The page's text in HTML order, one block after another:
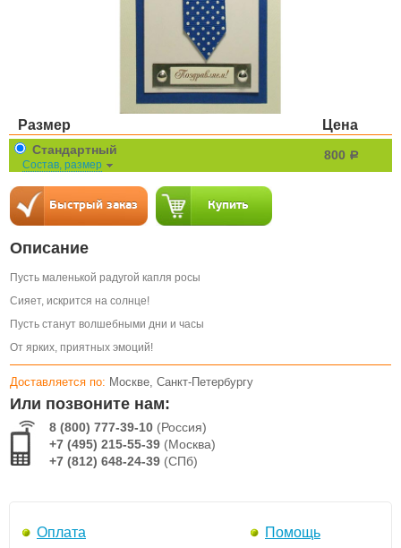
Размер Цена
Стандартный
Состав, размер
800 a
Описание
Пусть маленькой радугой капля росы
Сияет, искрится на солнце!
Пусть станут волшебными дни и часы
От ярких, приятных эмоций!
Доставляется по: Москве, Санкт-Петербургу
Или позвоните нам:
8 (800) 777-39-10 (Россия)
+7 (495) 215-55-39 (Москва)
+7 (812) 648-24-39 (СПб)
Оплата
Помощь